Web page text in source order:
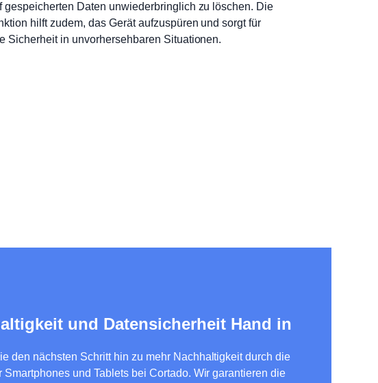
gespeicherten Daten unwiederbringlich zu löschen. Die
hilft zudem, das Gerät aufzuspüren und sorgt für
Sicherheit in unvorhersehbaren Situationen.
und Datensicherheit Hand in
den nächsten Schritt hin zu mehr Nachhaltigkeit durch die
Smartphones und Tablets bei Cortado. Wir garantieren die